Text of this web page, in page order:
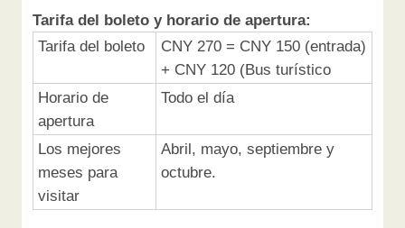
Tarifa del boleto y horario de apertura:
Tarifa del boleto
CNY 270 = CNY 150 (entrada)
+ CNY 120 (Bus turístico
Horario de
apertura
Todo el día
Los mejores
meses para
visitar
Abril, mayo, septiembre y
octubre.